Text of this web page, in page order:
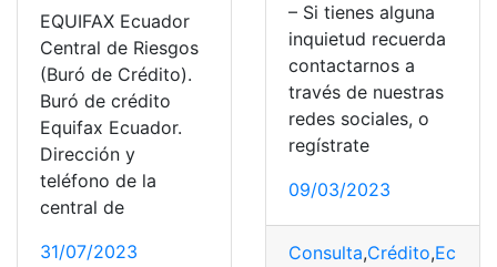
EQUIFAX Ecuador
Central de Riesgos
(Buró de Crédito).
Buró de crédito
Equifax Ecuador.
Dirección y
teléfono de la
central de
31/07/2023
– Si tienes alguna
inquietud recuerda
contactarnos a
través de nuestras
redes sociales, o
regístrate
09/03/2023
Consulta,Crédito,